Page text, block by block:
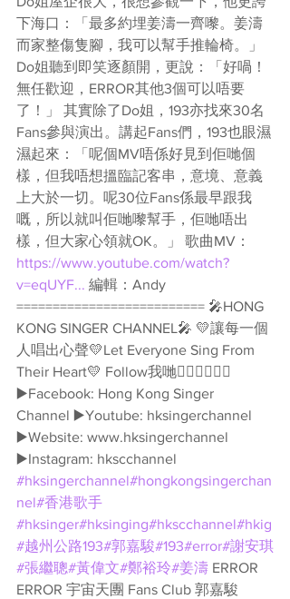
下海口：「最多約埋姜濤一齊嚟。姜濤
而家整傷隻腳，我可以幫手推輪椅。」
Do姐聽到即笑逐顏開，更說：「好喎！
無任歡迎，ERROR其他3個可以唔要
了！」 其實除了Do姐，193亦找來30名
Fans參與演出。講起Fans們，193也眼濕
濕起來：「呢個MV唔係好見到佢哋個
樣，但我唔想搵臨記客串，意境、意義
上大於一切。呢30位Fans係最早跟我
嘅，所以就叫佢哋嚟幫手，佢哋唔出
樣，但大家心領就OK。」 歌曲MV：
https://www.youtube.com/watch?
v=eqUYF... 編輯：Andy
========================== 🎤HONG
KONG SINGER CHANNEL🎤 💛讓每一個
人唱出心聲💛Let Everyone Sing From
Their Heart💛 Follow我哋👇🏻👇🏻🥰🥰
▶️Facebook: Hong Kong Singer
Channel ▶️Youtube: hksingerchannel
▶️Website: www.hksingerchannel
▶️Instagram: hkscchannel
#hksingerchannel#hongkongsingerchan
nel#香港歌手
#hksinger#hksinging#hkscchannel#hkig
#越州公路193#郭嘉駿#193#error#謝安琪
#張繼聰#黃偉文#鄭裕玲#姜濤 ERROR
ERROR 宇宙天團 Fans Club 郭嘉駿